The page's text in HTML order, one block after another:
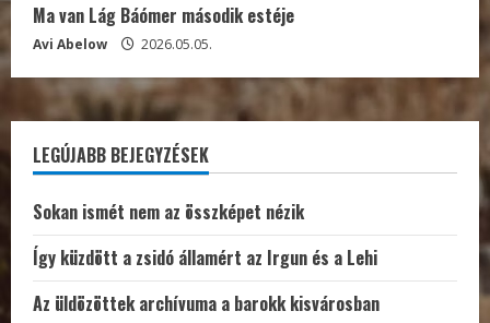
Ma van Lág Báómer második estéje
Avi Abelow 2026.05.05.
LEGÚJABB BEJEGYZÉSEK
Sokan ismét nem az összképet nézik
Így küzdött a zsidó államért az Irgun és a Lehi
Az üldözöttek archívuma a barokk kisvárosban